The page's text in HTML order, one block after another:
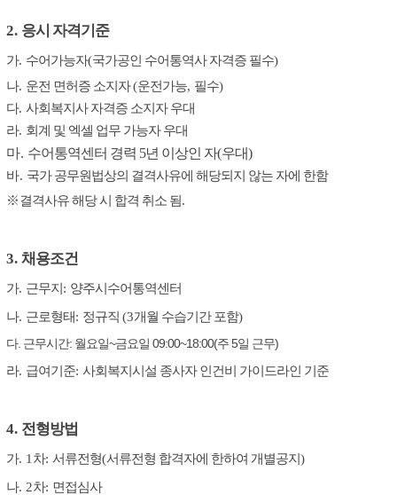
2. 응시 자격기준
가. 수어가능자(국가공인 수어통역사 자격증 필수)
나. 운전 면허증 소지자(운전가능, 필수)
다. 사회복지사 자격증 소지자 우대
라. 회계 및 엑셀 업무 가능자 우대
마. 수어통역센터 경력 5년 이상인 자(우대)
바. 국가 공무원법상의 결격사유에 해당되지 않는 자에 한함
※결격사유 해당 시 합격 취소 됨.
3. 채용조건
가. 근무지 : 양주시수어통역센터
나. 근로형태: 정규직 (3개월 수습기간 포함)
다. 근무시간: 월요일~금요일 09:00~18:00(주5일 근무)
라. 급여기준: 사회복지시설 종사자 인건비 가이드라인 기준
4. 전형방법
가. 1차: 서류전형(서류전형 합격자에 한하여 개별공지 )
나. 2차: 면접심사